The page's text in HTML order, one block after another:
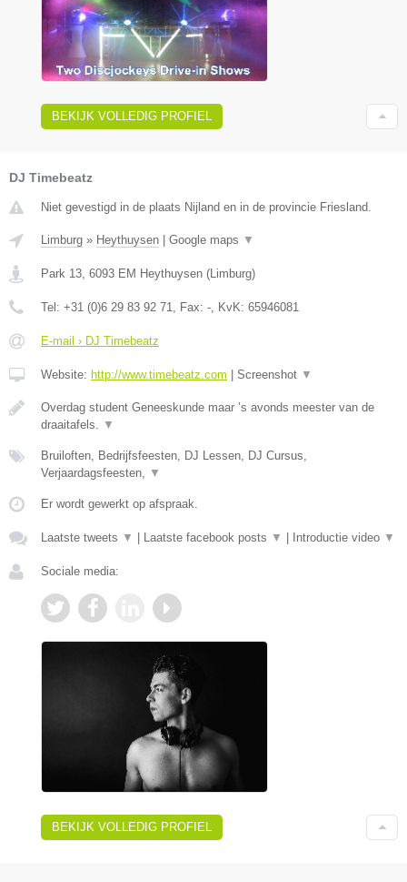
BEKIJK VOLLEDIG PROFIEL
DJ Timebeatz
Niet gevestigd in de plaats Nijland en in de provincie Friesland.
Limburg » Heythuysen Google maps ▼
Park 13, 6093 EM Heythuysen (Limburg)
Tel: +31 (0)6 29 83 92 71, Fax: -, KvK: 65946081
E-mail › DJ Timebeatz
Website: http://www.timebeatz.com Screenshot ▼
Overdag student Geneeskunde maar ’s avonds meester van de
draaitafels. ▼
Bruiloften, Bedrijfsfeesten, DJ Lessen, DJ Cursus,
Verjaardagsfeesten, ▼
Er wordt gewerkt op afspraak.
Laatste tweets ▼ Laatste facebook posts ▼ Introductie video ▼
Sociale media:
BEKIJK VOLLEDIG PROFIEL